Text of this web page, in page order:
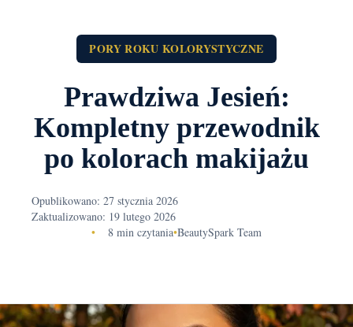
PORY ROKU KOLORYSTYCZNE
Prawdziwa Jesień:
Kompletny przewodnik
po kolorach makijażu
Opublikowano: 27 stycznia 2026
Zaktualizowano: 19 lutego 2026
•
8 min czytania•BeautySpark Team